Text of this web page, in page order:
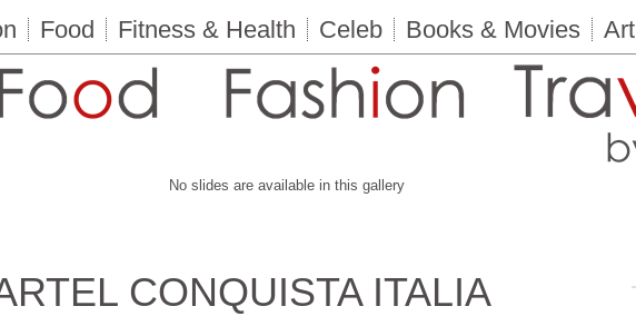
Food Fitness & Health Celeb Books & Movies Art
No slides are available in this gallery
CONQUISTA ITALIA